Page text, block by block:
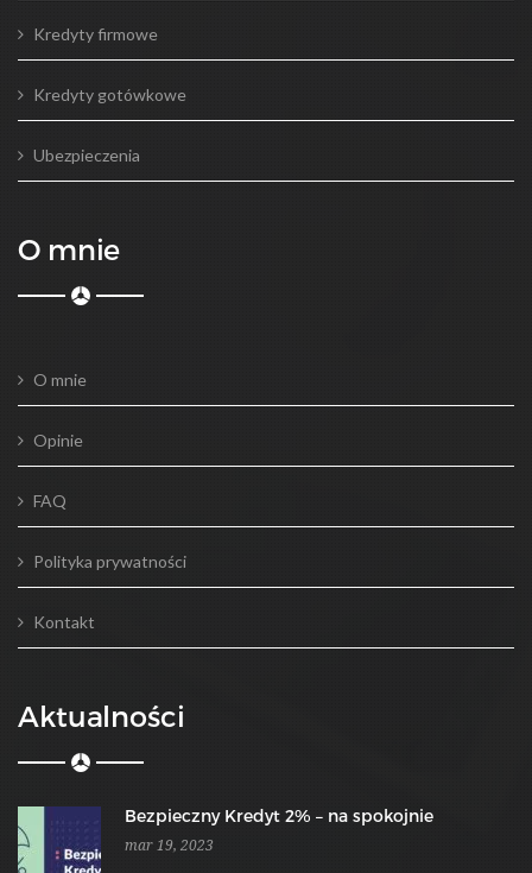
Kredyty firmowe
Kredyty gotówkowe
Ubezpieczenia
O mnie
O mnie
Opinie
FAQ
Polityka prywatności
Kontakt
Aktualności
Bezpieczny Kredyt 2% – na spokojnie
mar 19, 2023